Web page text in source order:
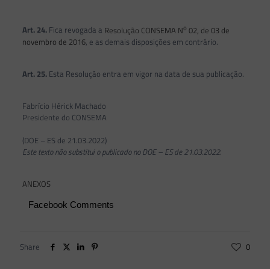
Art. 24.Fica revogada a Resolução CONSEMA No 02, de 03 de
novembro de 2016, e as demais disposições em contrário.
Art. 25.Esta Resolução entra em vigor na data de sua publicação.
Fabrício Hérick Machado
Presidente do CONSEMA
(DOE – ES de 21.03.2022)
Este texto não substitui o publicado no DOE – ES de 21.03.2022.
ANEXOS
Facebook Comments
Share 0